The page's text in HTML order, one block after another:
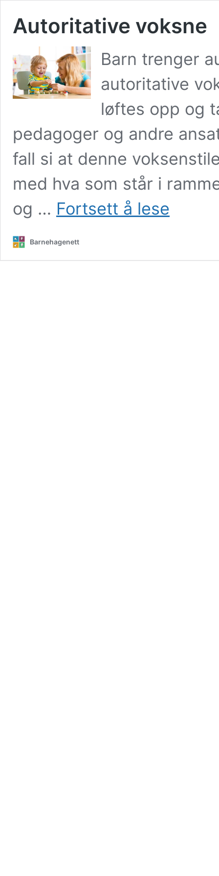
Autoritative voksne
Barn trenger
autoritative
løftes opp og
pedagoger og andre
fall si at denne
med hva som står i
og … Fortsett å lese
Barnehagenett